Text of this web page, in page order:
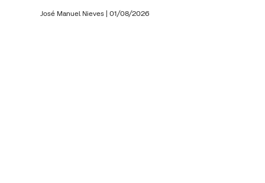
José Manuel Nieves | 01/08/2026